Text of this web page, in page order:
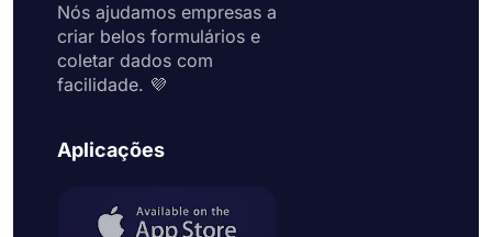
Nós ajudamos empresas a
criar belos formulários e
coletar dados com
facilidade. 💜
Aplicações